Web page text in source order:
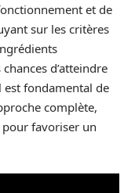
et de
sur les critères
d’atteindre
est fondamental de
complète,
favoriser un